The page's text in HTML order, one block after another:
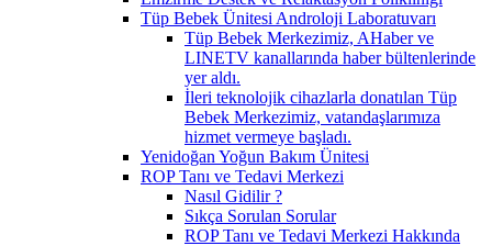
Tüp Bebek Ünitesi Androloji Laboratuvarı
Tüp Bebek Merkezimiz, AHaber ve
LINETV kanallarında haber bültenlerinde
yer aldı.
İleri teknolojik cihazlarla donatılan Tüp
Bebek Merkezimiz, vatandaşlarımıza
hizmet vermeye başladı.
Yenidoğan Yoğun Bakım Ünitesi
ROP Tanı ve Tedavi Merkezi
Nasıl Gidilir ?
Sıkça Sorulan Sorular
ROP Tanı ve Tedavi Merkezi Hakkında